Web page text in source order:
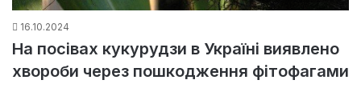
16.10.2024
На посівах кукурудзи в Україні виявлено
хвороби через пошкодження фітофагами